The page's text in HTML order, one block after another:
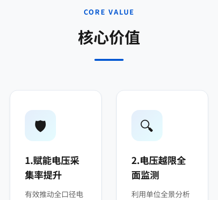
CORE VALUE
核心价值
🛡️
1.赋能电压采
集率提升
有效推动全口径电
🔍
2.电压越限全
面监测
利用单位全景分析